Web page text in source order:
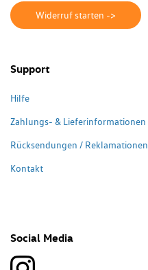
Widerruf starten ->
Support
Hilfe
Zahlungs- & Lieferinformationen
Rücksendungen / Reklamationen
Kontakt
Social Media